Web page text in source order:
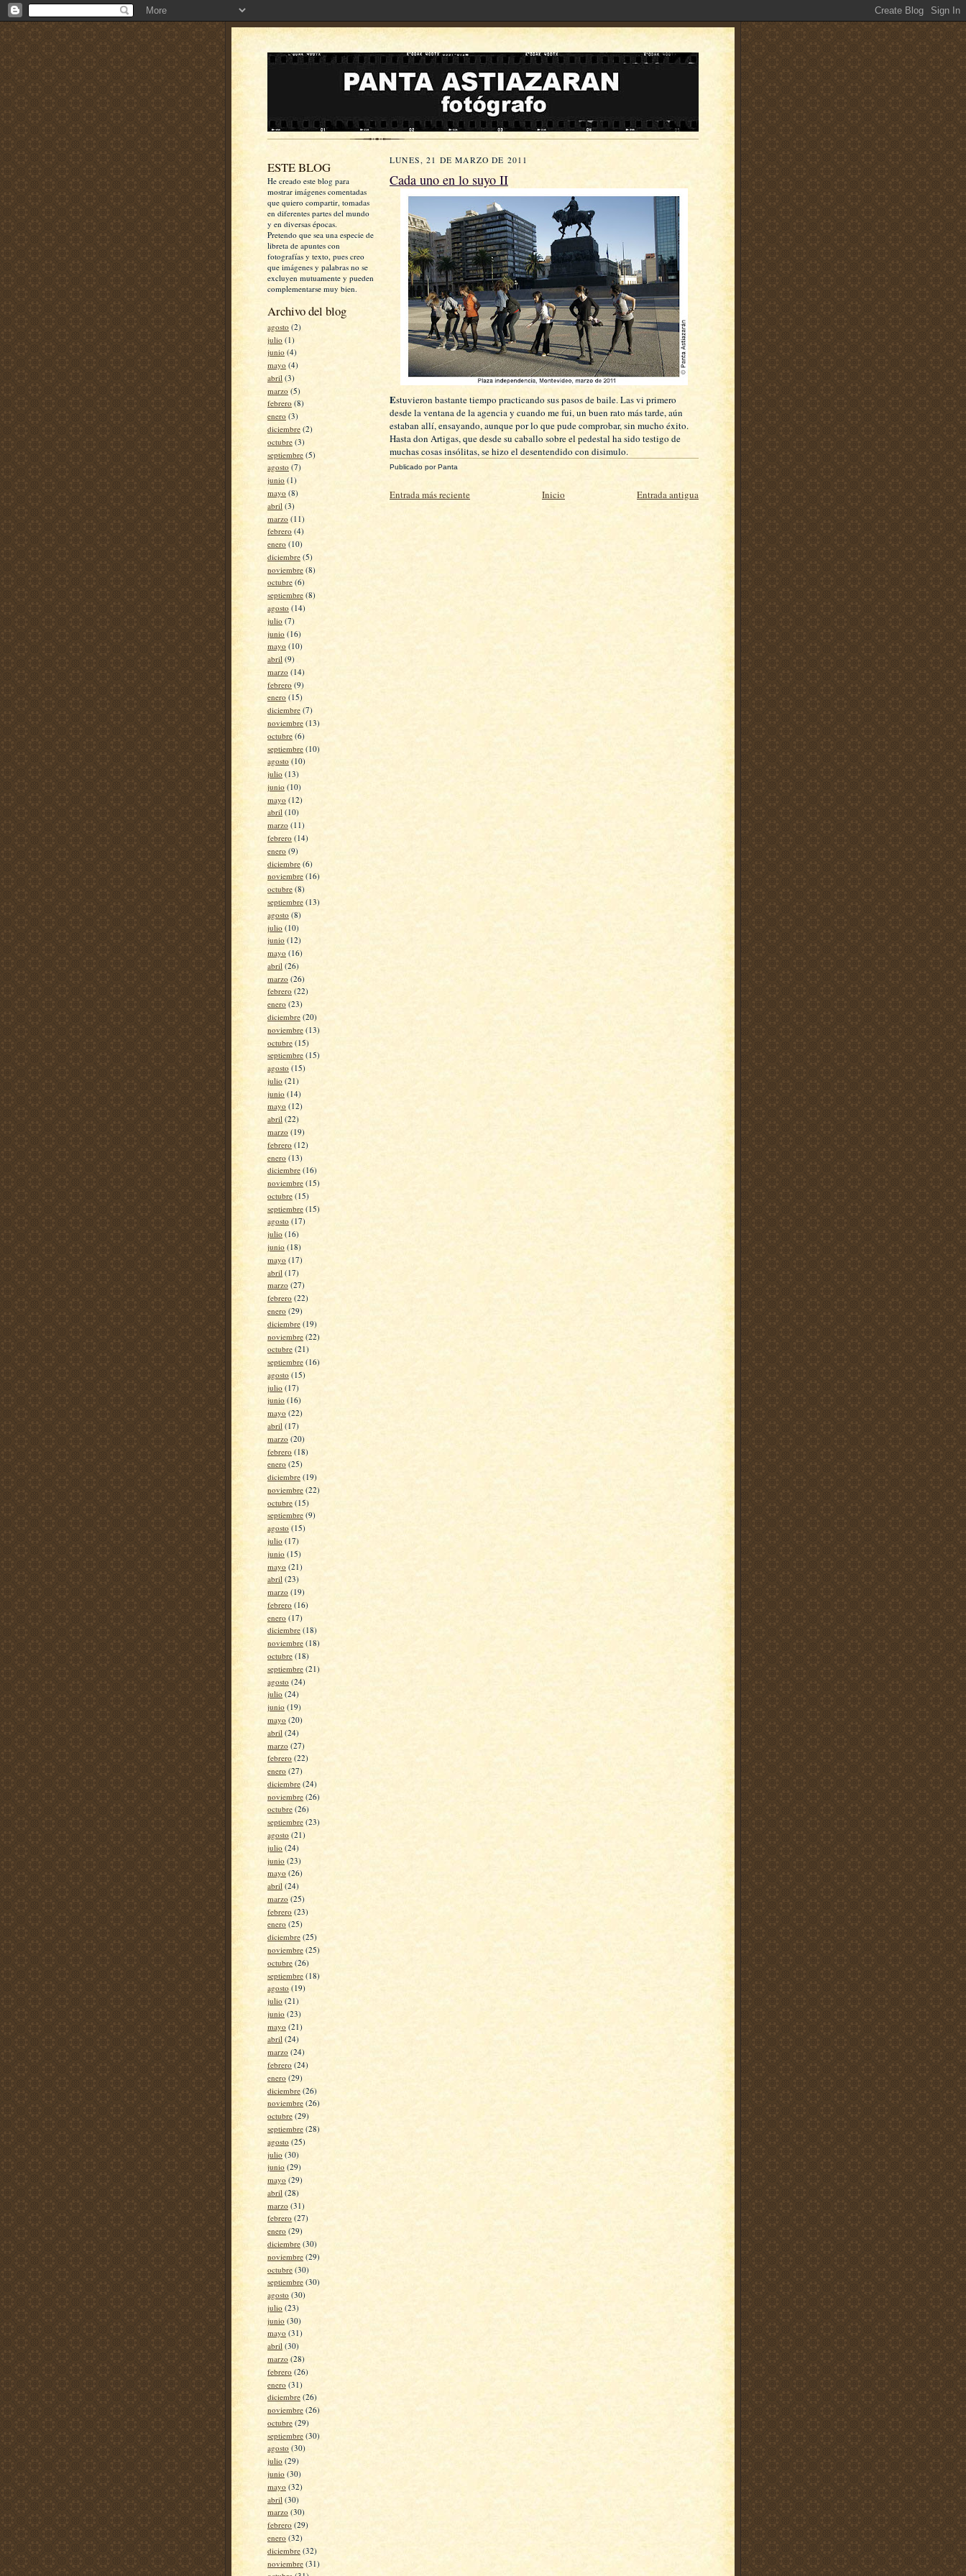
ESTE BLOG
He creado este blog para
mostrar imágenes comentadas
que quiero compartir, tomadas
en diferentes partes del mundo
y en diversas épocas.
Pretendo que sea una especie de
libreta de apuntes con
fotografías y texto, pues creo
que imágenes y palabras no se
excluyen mutuamente y pueden
complementarse muy bien.
Archivo del blog
agosto (2)
julio (1)
junio (4)
mayo (4)
abril (3)
marzo (5)
febrero (8)
enero (3)
diciembre (2)
octubre (3)
septiembre (5)
agosto (7)
junio (1)
mayo (8)
abril (3)
marzo (11)
febrero (4)
enero (10)
diciembre (5)
noviembre (8)
octubre (6)
septiembre (8)
agosto (14)
julio (7)
junio (16)
mayo (10)
abril (9)
marzo (14)
febrero (9)
enero (15)
diciembre (7)
noviembre (13)
octubre (6)
septiembre (10)
agosto (10)
julio (13)
junio (10)
mayo (12)
abril (10)
marzo (11)
febrero (14)
enero (9)
diciembre (6)
noviembre (16)
octubre (8)
septiembre (13)
agosto (8)
julio (10)
junio (12)
mayo (16)
abril (26)
marzo (26)
febrero (22)
enero (23)
diciembre (20)
noviembre (13)
octubre (15)
septiembre (15)
agosto (15)
julio (21)
junio (14)
mayo (12)
abril (22)
marzo (19)
febrero (12)
enero (13)
diciembre (16)
noviembre (15)
octubre (15)
septiembre (15)
agosto (17)
julio (16)
junio (18)
mayo (17)
abril (17)
marzo (27)
febrero (22)
enero (29)
diciembre (19)
noviembre (22)
octubre (21)
septiembre (16)
agosto (15)
julio (17)
junio (16)
mayo (22)
abril (17)
marzo (20)
febrero (18)
enero (25)
diciembre (19)
noviembre (22)
octubre (15)
septiembre (9)
agosto (15)
julio (17)
junio (15)
mayo (21)
abril (23)
marzo (19)
febrero (16)
enero (17)
diciembre (18)
noviembre (18)
octubre (18)
septiembre (21)
agosto (24)
julio (24)
junio (19)
mayo (20)
abril (24)
marzo (27)
febrero (22)
enero (27)
diciembre (24)
noviembre (26)
octubre (26)
septiembre (23)
agosto (21)
julio (24)
junio (23)
mayo (26)
abril (24)
marzo (25)
febrero (23)
enero (25)
diciembre (25)
noviembre (25)
octubre (26)
septiembre (18)
agosto (19)
julio (21)
junio (23)
mayo (21)
abril (24)
marzo (24)
febrero (24)
enero (29)
diciembre (26)
noviembre (26)
octubre (29)
septiembre (28)
agosto (25)
julio (30)
junio (29)
mayo (29)
abril (28)
marzo (31)
febrero (27)
enero (29)
diciembre (30)
noviembre (29)
octubre (30)
septiembre (30)
agosto (30)
julio (23)
junio (30)
mayo (31)
abril (30)
marzo (28)
febrero (26)
enero (31)
diciembre (26)
noviembre (26)
octubre (29)
septiembre (30)
agosto (30)
julio (29)
junio (30)
mayo (32)
abril (30)
marzo (30)
febrero (29)
enero (32)
diciembre (32)
noviembre (31)
LUNES, 21 DE MARZO DE 2011
Cada uno en lo suyo II
Estuvieron bastante tiempo practicando sus pasos de baile. Las vi primero
desde la ventana de la agencia y cuando me fui, un buen rato más tarde, aún
estaban allí, ensayando, aunque por lo que pude comprobar, sin mucho éxito.
Hasta don Artigas, que desde su caballo sobre el pedestal ha sido testigo de
muchas cosas insólitas, se hizo el desentendido con disimulo.
Publicado porPanta
Entrada más reciente Entrada antigua
Inicio